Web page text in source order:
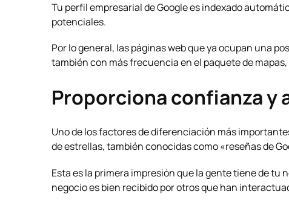
Tu perfil empresarial de Google es indexado
potenciales.
Por lo general, las páginas web que ya ocupan una
también con más frecuencia en el paquete de
Proporcionaconfianzay
Uno de los factores de diferenciación más
de estrellas, también conocidas como «reseñas de
Esta es la primera impresión que la gente tiene de tu
negocio es bien recibido por otros que han